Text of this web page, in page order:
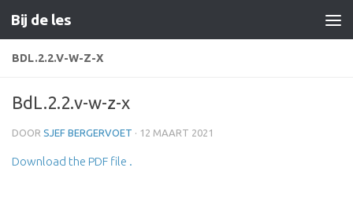
Doorgaan naar inhoud
Bij de les
BDL.2.2.V-W-Z-X
BdL.2.2.v-w-z-x
DOOR SJEF BERGERVOET · 12 MAART 2021
Download the PDF file .